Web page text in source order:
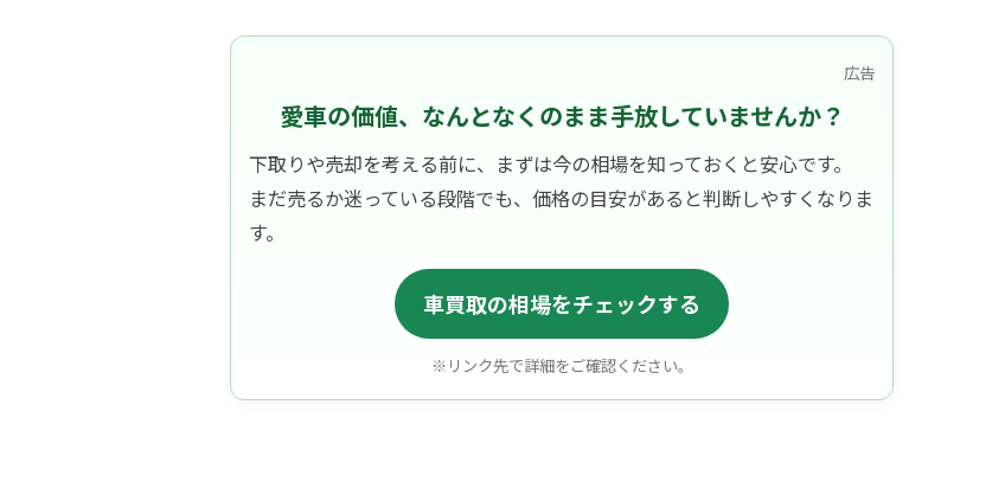
広告
愛車の価値、なんとなくのまま手放していませんか？
下取りや売却を考える前に、まずは今の相場を知っておくと安心です。
まだ売るか迷っている段階でも、価格の目安があると判断しやすくなりま
す。
車買取の相場をチェックする
※リンク先で詳細をご確認ください。